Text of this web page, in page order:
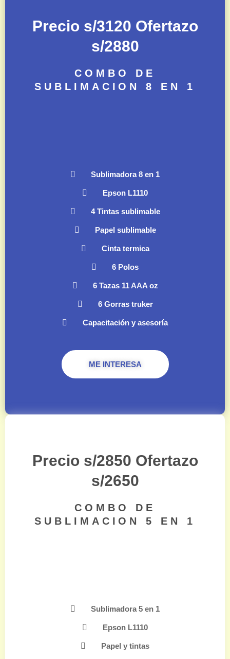
Precio s/3120 Ofertazo
s/2880
COMBO DE
SUBLIMACION 8 EN 1
Sublimadora 8 en 1
Epson L1110
4 Tintas sublimable
Papel sublimable
Cinta termica
6 Polos
6 Tazas 11 AAA oz
6 Gorras truker
Capacitación y asesoría
ME INTERESA
Precio s/2850 Ofertazo
s/2650
COMBO DE
SUBLIMACION 5 EN 1
Sublimadora 5 en 1
Epson L1110
Papel y tintas